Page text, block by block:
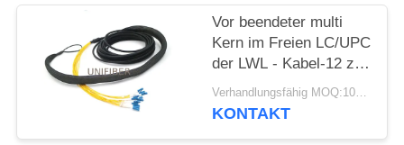
Vor beendeter multi
Kern im Freien LC/UPC
der LWL - Kabel-12 zu
LC/UPC mit ziehenden
Augen
Verhandlungsfähig MOQ:10pcs
KONTAKT